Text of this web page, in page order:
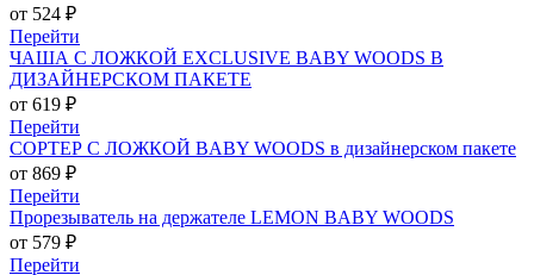
от 524 ₽
Перейти
ЧАША С ЛОЖКОЙ EXCLUSIVE BABY WOODS В
ДИЗАЙНЕРСКОМ ПАКЕТЕ
от 619 ₽
Перейти
СОРТЕР С ЛОЖКОЙ BABY WOODS в дизайнерском пакете
от 869 ₽
Перейти
Прорезыватель на держателе LEMON BABY WOODS
от 579 ₽
Перейти